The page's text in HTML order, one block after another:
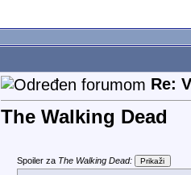
Re:
The Walking Dead
Spoiler za The Walking Dead: